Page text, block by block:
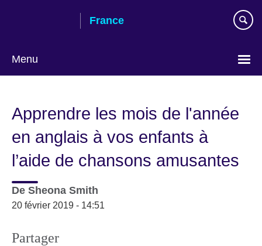
France
Menu
language
Apprendre les mois de l'année
en anglais à vos enfants à
l’aide de chansons amusantes
De Sheona Smith
20 février 2019 - 14:51
Partager